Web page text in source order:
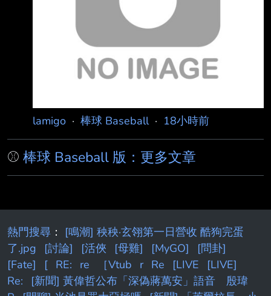
實擊球，開始能夠留在場內 。 陳子豪昨役3打數
敲出1支安打，3局下轟出右外野陽春全壘打，替
味全龍先馳得點， 最終龍隊以3比0完封統一
獅。 截至5日，陳子豪本季出賽67場，212打數
敲出39支安打，貢獻3轟
lamigo · 棒球 Baseball· 18小時前
⚾ 棒球 Baseball 版：更多文章
熱門搜尋 ： [鳴潮] 秧秧·玄翎第一日營收 酷狗完蛋
了.jpg
[討論] [活俠 [母雞] [MyGO]
[問卦]
[Fate]
[ RE: re ［Vtub r Re [LIVE
[LIVE]
Re:
[新聞] 黃偉哲公布「深偽蔣萬安」語音 殷瑋